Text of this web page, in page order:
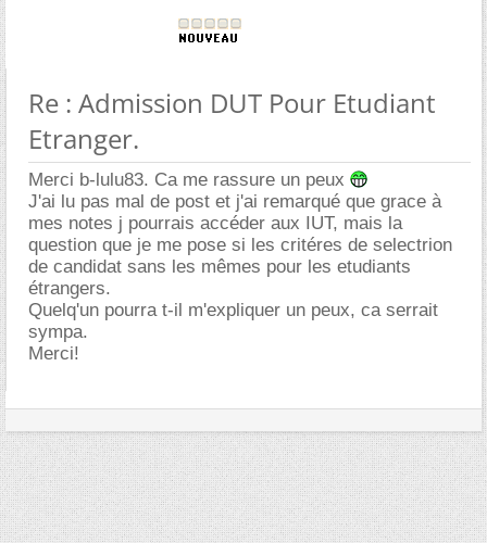
Re : Admission DUT Pour Etudiant
Etranger.
Merci b-lulu83. Ca me rassure un peux
J'ai lu pas mal de post et j'ai remarqué que grace à
mes notes j pourrais accéder aux IUT, mais la
question que je me pose si les critéres de selectrion
de candidat sans les mêmes pour les etudiants
étrangers.
Quelq'un pourra t-il m'expliquer un peux, ca serrait
sympa.
Merci!